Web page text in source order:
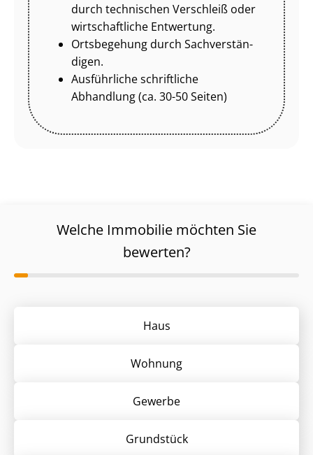
durch technischen Verschleiß oder
wirtschaftliche Entwertung.
Ortsbegehung durch Sach­ver­stän­
di­gen.
Ausführliche schriftliche
Abhandlung (ca. 30-50 Seiten)
Welche Immobilie möchten Sie
bewerten?
Haus
Wohnung
Gewerbe
Grund­stück